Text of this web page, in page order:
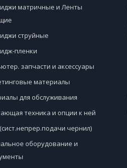
матричные и Ленты
струйные
пленки
запчасти и аксессуары
материалы
для обслуживания
техника и опции к ней
чернил)
оборудование и